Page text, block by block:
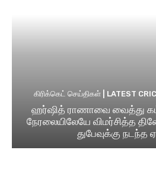
கிரிக்கெட் செய்திகள் | LATEST
ஹர்ஷித் ராணாவை வைத்து
நேரலையிலேயே விமர்சித்த
துபேவுக்கு நடந்த